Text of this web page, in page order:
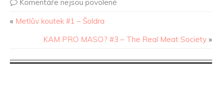
Komentáře nejsou povolené
« Metlův koutek #1 – Šoldra
KAM PRO MASO? #3 – The Real Meat Society »